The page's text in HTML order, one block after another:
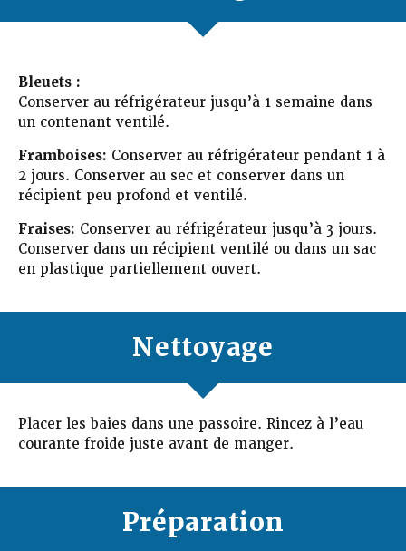
Bleuets :
Conserver au réfrigérateur jusqu’à 1 semaine dans
un contenant ventilé.
Framboises: Conserver au réfrigérateur pendant 1 à
2 jours. Conserver au sec et conserver dans un
récipient peu profond et ventilé.
Fraises: Conserver au réfrigérateur jusqu’à 3 jours.
Conserver dans un récipient ventilé ou dans un sac
en plastique partiellement ouvert.
Nettoyage
Placer les baies dans une passoire. Rincez à l’eau
courante froide juste avant de manger.
Préparation